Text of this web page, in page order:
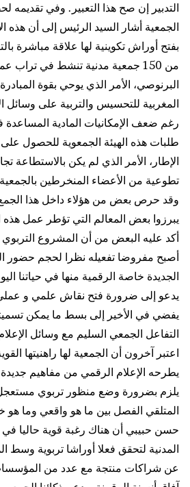
التدبير إن صح هذا التعبير. وفي
الجمعية أشار السيد الرئيس إلى أن هذه
بفتح أوراش تكوينية لها علاقة مباشرة
من 150 جمعية مدنية تنشط في
البرنوصي، الأمر الذي يوحي بقوة
المغربية للتحسيس والتربية على وسائل
رغم ضعف الإمكانيات المادية
طلبات هذه الهيئة الجمعوية للحصول
الإطار، الأمر الذي لم يكن بالاستطاعة
تطوعية من الأعضاء المنخرطين
وقد حرص بعض من هؤلاء داخل هذا
يبرزوا بعض المعالم التي تؤطر عمل هذه
أكد عليه البعض من أن المشروع
أصبح مفروضا تفعيله نظرا لحجم حضور
الجديدة خاصة الرقمية منها في حياتنا
يدعو إلى ضرورة فتح نقاش علمي و
يفضي في الأخير إلى بسط ما يمكن
التفاعل الجمعي السليم مع وسائل
اعتبر آخرون أن الجمعية لها راهنيتها
يطرحه الإعلام الرقمي من مفاهيم
يلزم بضرورة وضع منظور تربوي
المتلقي الفصل بين ما هو واقعي وما هو
حسن حبيبي أن هناك رغبة قوية حاليا في
المدنية لتحقق فعلا أوراشا تربوية وسط
عن شراكات منتجة مع عدد من